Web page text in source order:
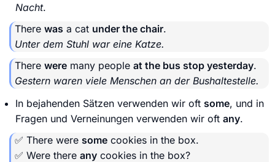
Nacht.
There was a cat under the chair.
Unter dem Stuhl war eine Katze.
There were many people at the bus stop yesterday.
Gestern waren viele Menschen an der Bushaltestelle.
In bejahenden Sätzen verwenden wir oft some, und in
Fragen und Verneinungen verwenden wir oft any.
✅ There were some cookies in the box.
✅ Were there any cookies in the box?